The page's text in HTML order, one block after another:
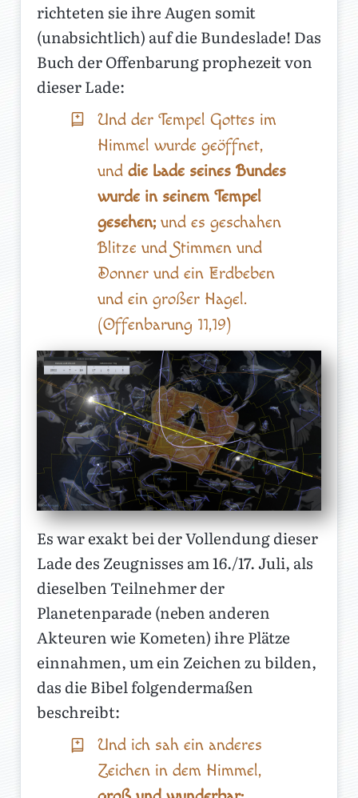
richteten sie ihre Augen somit
(unabsichtlich) auf die Bundeslade! Das
Buch der Offenbarung prophezeit von
dieser Lade:
Und der Tempel Gottes im
Himmel wurde geöffnet,
und die Lade seines Bundes
wurde in seinem Tempel
gesehen;und es geschahen
Blitze und Stimmen und
Donner und ein Erdbeben
und ein großer Hagel.
(Offenbarung 11,19)
Es war exakt bei der Vollendung dieser
Lade des Zeugnisses am 16./17. Juli, als
dieselben Teilnehmer der
Planetenparade (neben anderen
Akteuren wie Kometen) ihre Plätze
einnahmen, um ein Zeichen zu bilden,
das die Bibel folgendermaßen
beschreibt:
Und ich sah ein anderes
Zeichen in dem Himmel,